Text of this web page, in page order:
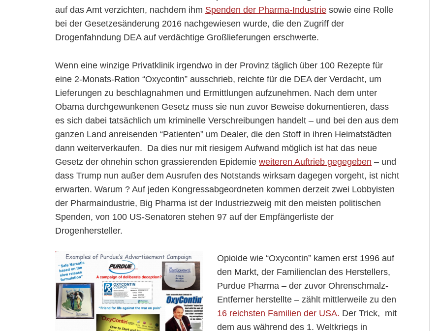
auf das Amt verzichten, nachdem ihm Spenden der Pharma-Industrie sowie eine Rolle
bei der Gesetzesänderung 2016 nachgewiesen wurde, die den Zugriff der
Drogenfahndung DEA auf verdächtige Großlieferungen erschwerte.
Wenn eine winzige Privatklinik irgendwo in der Provinz täglich über 100 Rezepte für
eine 2-Monats-Ration “Oxycontin” ausschrieb, reichte für die DEA der Verdacht, um
Lieferungen zu beschlagnahmen und Ermittlungen aufzunehmen. Nach dem unter
Obama durchgewunkenen Gesetz muss sie nun zuvor Beweise dokumentieren, dass
es sich dabei tatsächlich um kriminelle Verschreibungen handelt – und bei den aus dem
ganzen Land anreisenden “Patienten” um Dealer, die den Stoff in ihren Heimatstädten
dann weiterverkaufen. Da dies nur mit riesigem Aufwand möglich ist hat das neue
Gesetz der ohnehin schon grassierenden Epidemie weiteren Auftrieb gegegeben – und
dass Trump nun außer dem Ausrufen des Notstands wirksam dagegen vorgeht, ist nicht
erwarten. Warum ? Auf jeden Kongressabgeordneten kommen derzeit zwei Lobbyisten
der Pharmaindustrie, Big Pharma ist der Industriezweig mit den meisten politischen
Spenden, von 100 US-Senatoren stehen 97 auf der Empfängerliste der
Drogenhersteller.
Opioide wie “Oxycontin” kamen erst 1996 auf
den Markt, der Familienclan des Herstellers,
Purdue Pharma – der zuvor Ohrenschmalz-
Entferner herstellte – zählt mittlerweile zu den
16 reichsten Familien der USA. Der Trick, mit
dem aus während des 1. Weltkriegs in